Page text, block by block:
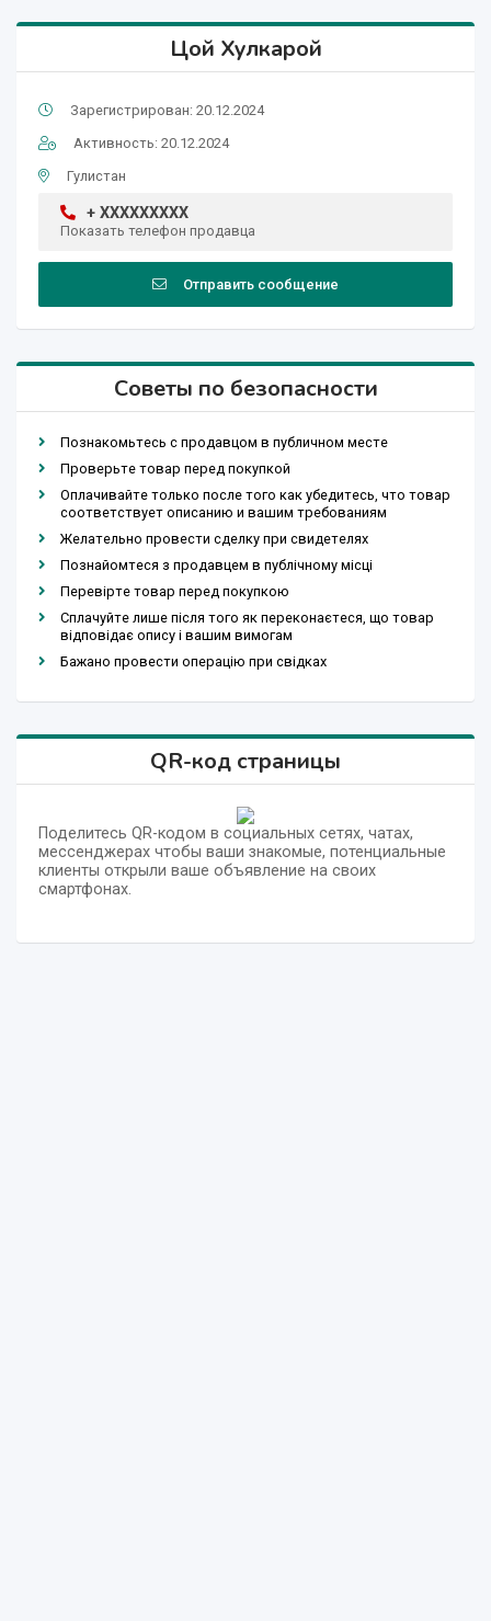
Цой Хулкарой
Зарегистрирован: 20.12.2024
Активность: 20.12.2024
Гулистан
+ XXXXXXXXX
Показать телефон продавца
Отправить сообщение
Советы по безопасности
Познакомьтесь с продавцом в публичном месте
Проверьте товар перед покупкой
Оплачивайте только после того как убедитесь, что товар
соответствует описанию и вашим требованиям
Желательно провести сделку при свидетелях
Познайомтеся з продавцем в публічному місці
Перевірте товар перед покупкою
Сплачуйте лише після того як переконаєтеся, що товар
відповідає опису і вашим вимогам
Бажано провести операцію при свідках
QR-код страницы
Поделитесь QR-кодом в социальных сетях, чатах,
мессенджерах чтобы ваши знакомые, потенциальные
клиенты открыли ваше объявление на своих
смартфонах.